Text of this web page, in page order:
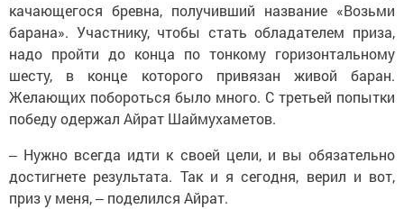
качающегося бревна, получивший название «Возьми
барана». Участнику, чтобы стать обладателем приза,
надо пройти до конца по тонкому горизонтальному
шесту, в конце которого привязан живой баран.
Желающих побороться было много. С третьей попытки
победу одержал Айрат Шаймухаметов.
‒ Нужно всегда идти к своей цели, и вы обязательно
достигнете результата. Так и я сегодня, верил и вот,
приз у меня, ‒ поделился Айрат.